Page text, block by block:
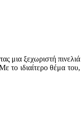
μια ξεχωριστή πινελιά
το ιδιαίτερο θέμα του,